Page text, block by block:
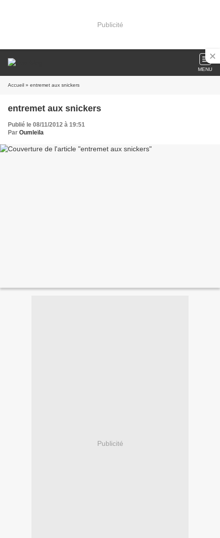
Publicité
MENU
Accueil » entremet aux snickers
entremet aux snickers
Publié le 08/11/2012 à 19:51
Par Oumleïla
Publicité